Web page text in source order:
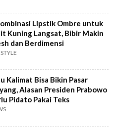
Lipstik Ombre untuk
Kuning Langsat, Bibir Makin
dan Berdimensi
Kalimat Bisa Bikin Pasar
Alasan Presiden Prabowo
Pidato Pakai Teks